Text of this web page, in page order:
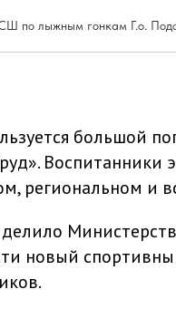
по лыжным гонкам Г.о.
большой
Воспитанники
региональном и
новый